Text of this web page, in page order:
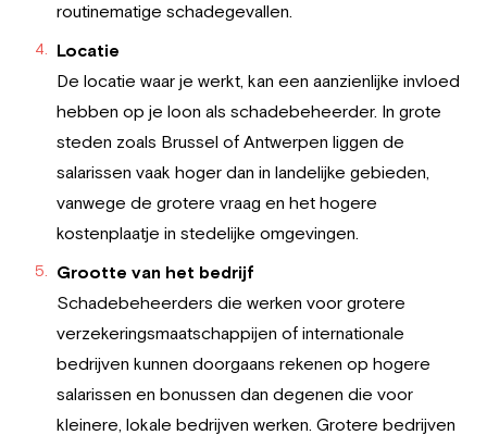
routinematige schadegevallen.
Locatie
De locatie waar je werkt, kan een aanzienlijke invloed
hebben op je loon als schadebeheerder. In grote
steden zoals Brussel of Antwerpen liggen de
salarissen vaak hoger dan in landelijke gebieden,
vanwege de grotere vraag en het hogere
kostenplaatje in stedelijke omgevingen.
Grootte van het bedrijf
Schadebeheerders die werken voor grotere
verzekeringsmaatschappijen of internationale
bedrijven kunnen doorgaans rekenen op hogere
salarissen en bonussen dan degenen die voor
kleinere, lokale bedrijven werken. Grotere bedrijven